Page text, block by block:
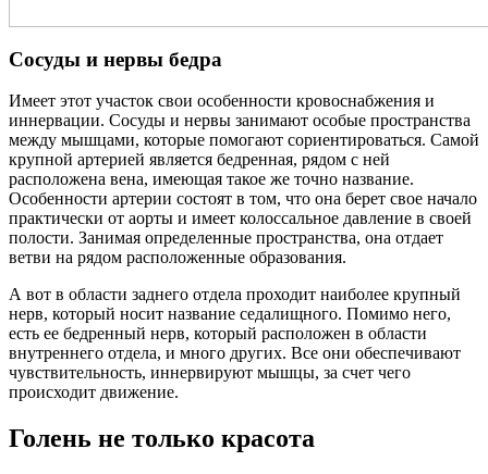
Сосуды и нервы бедра
Имеет этот участок свои особенности кровоснабжения и
иннервации. Сосуды и нервы занимают особые пространства
между мышцами, которые помогают сориентироваться. Самой
крупной артерией является бедренная, рядом с ней
расположена вена, имеющая такое же точно название.
Особенности артерии состоят в том, что она берет свое начало
практически от аорты и имеет колоссальное давление в своей
полости. Занимая определенные пространства, она отдает
ветви на рядом расположенные образования.
А вот в области заднего отдела проходит наиболее крупный
нерв, который носит название седалищного. Помимо него,
есть ее бедренный нерв, который расположен в области
внутреннего отдела, и много других. Все они обеспечивают
чувствительность, иннервируют мышцы, за счет чего
происходит движение.
Голень не только красота